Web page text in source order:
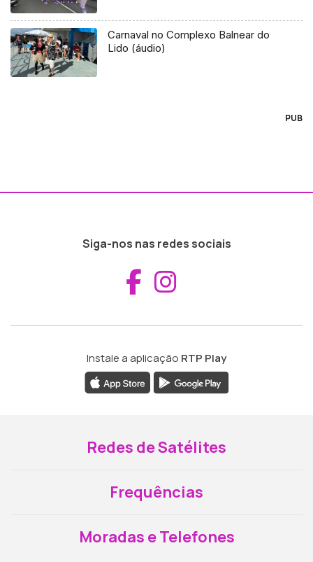
Carnaval no Complexo Balnear do
Lido (áudio)
PUB
Siga-nos nas redes sociais
Aceder ao
Instale a aplicação RTP Play
Redes de Satélites
Frequências
Moradas e Telefones